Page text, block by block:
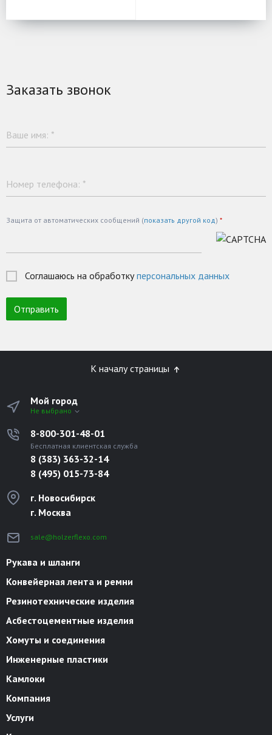
Заказать звонок
Ваше имя: *
Номер телефона: *
Защита от автоматических сообщений (показать другой код) *
Соглашаюсь на обработкуперсональных данных
К началу страницы
Мой город
Не выбрано
8-800-301-48-01
Бесплатная клиентская служба
8 (383) 363-32-14
8 (495) 015-73-84
г. Новосибирск
г. Москва
sale@holzerflexo.com
Рукава и шланги
Конвейерная лента и ремни
Резинотехнические изделия
Асбестоцементные изделия
Хомуты и соединения
Инженерные пластики
Камлоки
Компания
Услуги